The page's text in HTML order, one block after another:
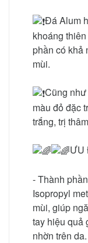
Đá Alum
khoáng
phần có khả
mùi.
Cũng
màu đỏ đặc
trắng, trị
ƯU
- Thành
Isopropyl
mùi, giúp
tay hiệu quả
nhờn trên da.